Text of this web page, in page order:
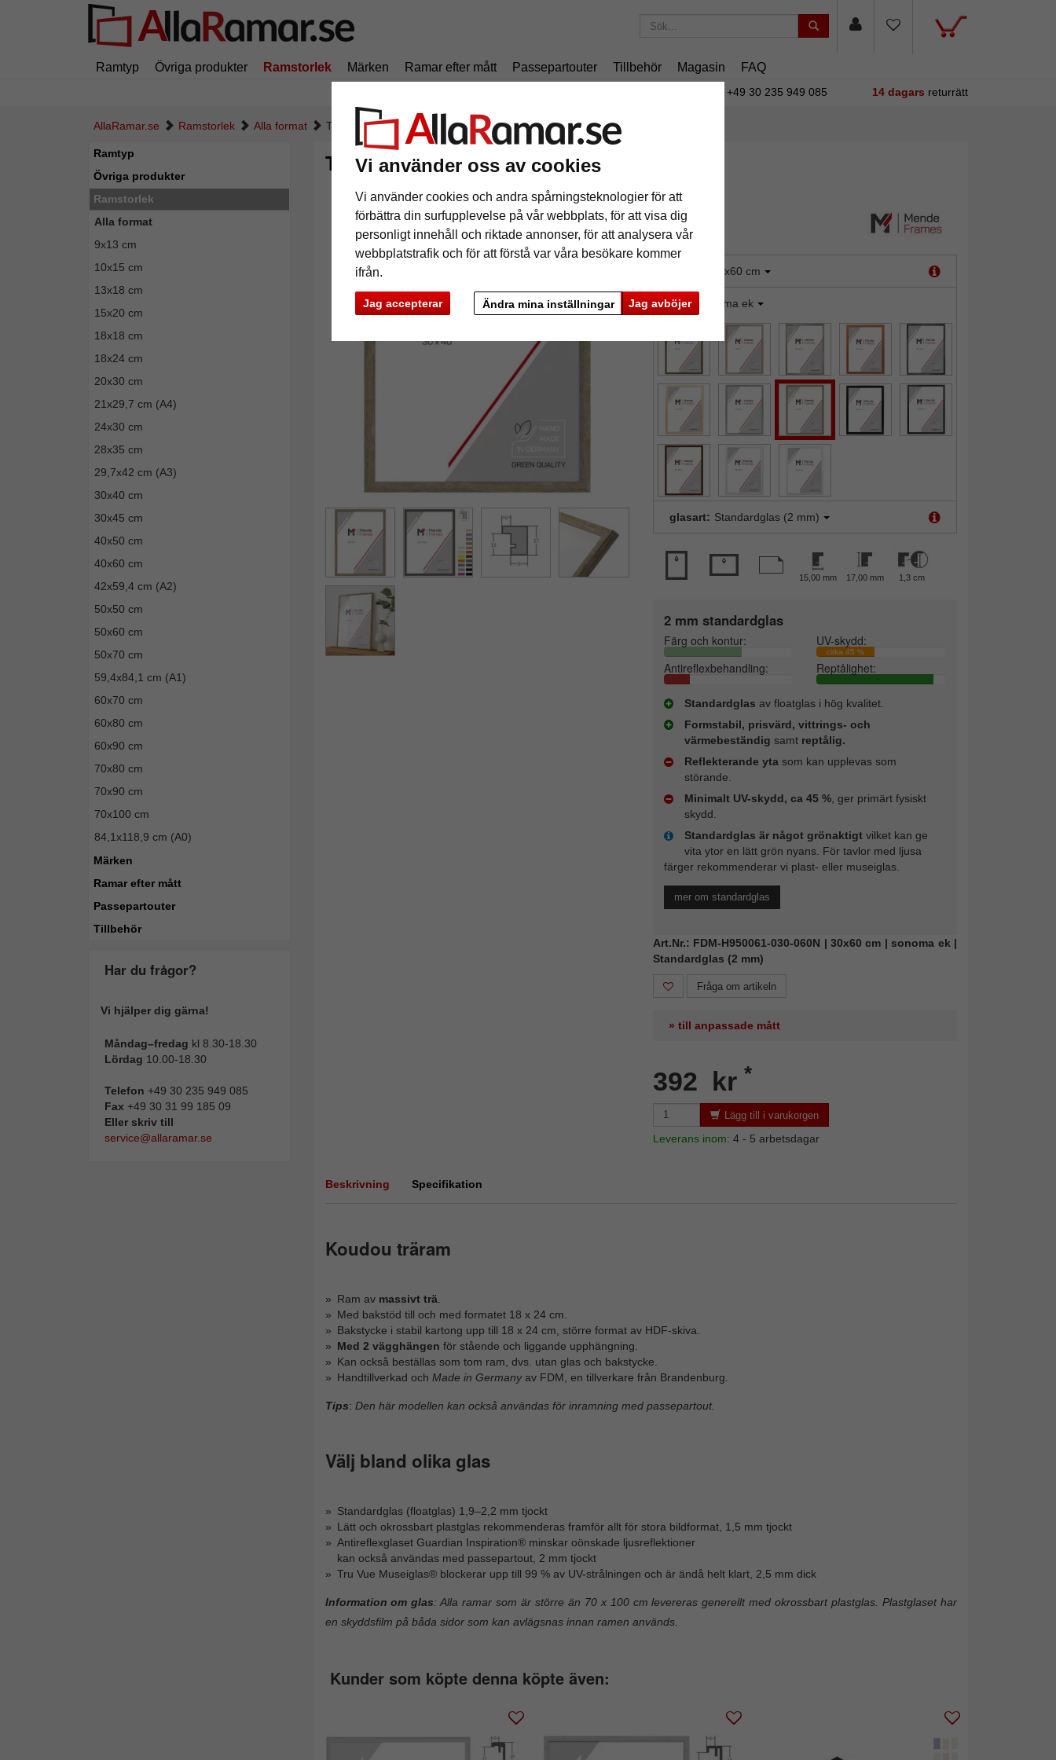
Vi använder oss av cookies
Vi använder cookies och andra spårningsteknologier för att
förbättra din surfupplevelse på vår webbplats, för att visa dig
personligt innehåll och riktade annonser, för att analysera vår
webbplatstrafik och för att förstå var våra besökare kommer
ifrån.
Jag accepterar Jag avböjer
Ändra mina inställningar
Ramtyp Övriga produkter Ramstorlek Märken Ramar efter mått Passepartouter Tillbehör Magasin FAQ
+49 30 235 949 085 14 dagars returrätt
AllaRamar.se Ramstorlek Alla format Träram Koudou
Ramtyp
Övriga produkter
Ramstorlek
Alla format
9x13 cm
10x15 cm
13x18 cm
15x20 cm
18x18 cm
18x24 cm
20x30 cm
21x29,7 cm (A4)
24x30 cm
28x35 cm
29,7x42 cm (A3)
30x40 cm
30x45 cm
40x50 cm
40x60 cm
42x59,4 cm (A2)
50x50 cm
50x60 cm
50x70 cm
59,4x84,1 cm (A1)
60x70 cm
60x80 cm
60x90 cm
70x80 cm
70x90 cm
70x100 cm
84,1x118,9 cm (A0)
Märken
Ramar efter mått
Passepartouter
Tillbehör
Har du frågor?
Vi hjälper dig gärna!
Måndag–fredag kl 8.30-18.30
Lördag 10.00-18.30
Telefon +49 30 235 949 085
Fax +49 30 31 99 185 09
Eller skriv till
service@allaramar.se
Träram Koudou
30x60 cm
färg: sonoma ek
glasart: Standardglas (2 mm)
15,00 mm 17,00 mm 1,3 cm
2 mm standardglas
Färg och kontur: UV-skydd:
cirka 45 %
Antireflexbehandling: Reptålighet:
Standardglas av floatglas i hög kvalitet.
Formstabil, prisvärd, vittrings- och
värmebeständig samt reptålig.
Reflekterande yta som kan upplevas som
störande.
Minimalt UV-skydd, ca 45 %, ger primärt fysiskt
skydd.
Standardglas är något grönaktigtvilket kan ge
vita ytor en lätt grön nyans. För tavlor med ljusa
färger rekommenderar vi plast- eller museiglas.
mer om standardglas
Art.Nr.: FDM-H950061-030-060N | 30x60 cm | sonoma ek |
Standardglas (2 mm)
Fråga om artikeln
» till anpassade mått
392 kr *
Lägg till i varukorgen
Leverans inom: 4 - 5 arbetsdagar
Beskrivning Specifikation
Koudou träram
Ram av massivt trä
Med bakstöd till och med formatet 18 x 24 cm.
Bakstycke i stabil kartong upp till 18 x 24 cm, större format av HDF-skiva.
Med 2 vägghängen för stående och liggande upphängning.
Kan också beställas som tom ram, dvs. utan glas och bakstycke.
Handtillverkad och Made in Germanyav FDM, en tillverkare från Brandenburg.
Tips: Den här modellen kan också användas för inramning med passepartout.
Välj bland olika glas
Standardglas (floatglas) 1,9–2,2 mm tjockt
Lätt och okrossbart plastglas rekommenderas framför allt för stora bildformat, 1,5 mm tjockt
Antireflexglaset Guardian Inspiration® minskar oönskade ljusreflektioner
kan också användas med passepartout, 2 mm tjockt
Tru Vue Museiglas® blockerar upp till 99 % av UV-strålningen och är ändå helt klart, 2,5 mm dick
Information om glas: Alla ramar som är större än 70 x 100 cm levereras generellt med okrossbart plastglas. Plastglaset har
en skyddsfilm på båda sidor som kan avlägsnas innan ramen används.
Kunder som köpte denna köpte även: